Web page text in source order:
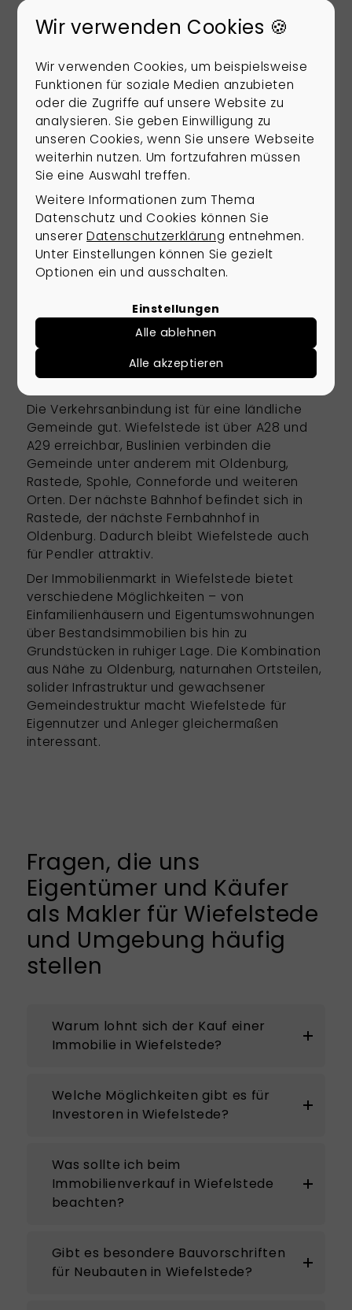
ein grünes Wohnumfeld mit guter
Zur Gemeinde gehören mehrere Ortsteile,
darunter Bokel, Borbeck, Conneforde, Gristede,
Hollen, Metjendorf, Mollberg, Ofenerfeld,
Spohle, Wemkendorf und Wiefelstede. Diese
Struktur schafft unterschiedliche Wohnlagen –
vom stärker an Oldenburg angebundenen
Bereich Metjendorf bis zu ruhigeren, dörflicher
geprägten Ortsteilen mit viel Natur und
großzügigeren Grundstückssituationen.
Auch die Freizeit- und Naturräume tragen zur
Attraktivität bei. Die St.-Johannes-Kirche in
Wiefelstede gilt als älteste Kirche im
und die Mansholter Büsche prägen das grüne
Umfeld. Zusätzlich sorgen Wanderwege,
Wallheckenlandschaften und die Ammerländer
Parklandschaft für eine hohe Wohn- und
Die Verkehrsanbindung ist für eine ländliche
Gemeinde gut. Wiefelstede ist über A28 und
A29 erreichbar, Buslinien verbinden die
Gemeinde unter anderem mit Oldenburg,
Rastede, Spohle, Conneforde und weiteren
Orten. Der nächste Bahnhof befindet sich in
Rastede, der nächste Fernbahnhof in
Oldenburg. Dadurch bleibt Wiefelstede auch
für Pendler attraktiv.
Der Immobilienmarkt in Wiefelstede bietet
verschiedene Möglichkeiten – von
Einfamilienhäusern und Eigentumswohnungen
über Bestandsimmobilien bis hin zu
Grundstücken in ruhiger Lage. Die Kombination
aus Nähe zu Oldenburg, naturnahen Ortsteilen,
solider Infrastruktur und gewachsener
Gemeindestruktur macht Wiefelstede für
Eigennutzer und Anleger gleichermaßen
interessant.
Fragen, die uns
Eigentümer und Käufer
als Makler für Wiefelstede
und Umgebung häufig
stellen
Warum lohnt sich der Kauf einer
Immobilie in Wiefelstede?
Welche Möglichkeiten gibt es für
Investoren in Wiefelstede?
Was sollte ich beim
Immobilienverkauf in Wiefelstede
beachten?
Gibt es besondere Bauvorschriften
für Neubauten in Wiefelstede?
Wir verwenden Cookies 🍪
Wir verwenden Cookies, um beispielsweise
Funktionen für soziale Medien anzubieten
oder die Zugriffe auf unsere Website zu
analysieren. Sie geben Einwilligung zu
unseren Cookies, wenn Sie unsere Webseite
weiterhin nutzen. Um fortzufahren müssen
Sie eine Auswahl treffen.
Weitere Informationen zum Thema
Datenschutz und Cookies können Sie
unsererDatenschutzerklärung entnehmen.
Unter Einstellungen können Sie gezielt
Optionen ein und ausschalten.
Einstellungen
Alle ablehnen
Alle akzeptieren